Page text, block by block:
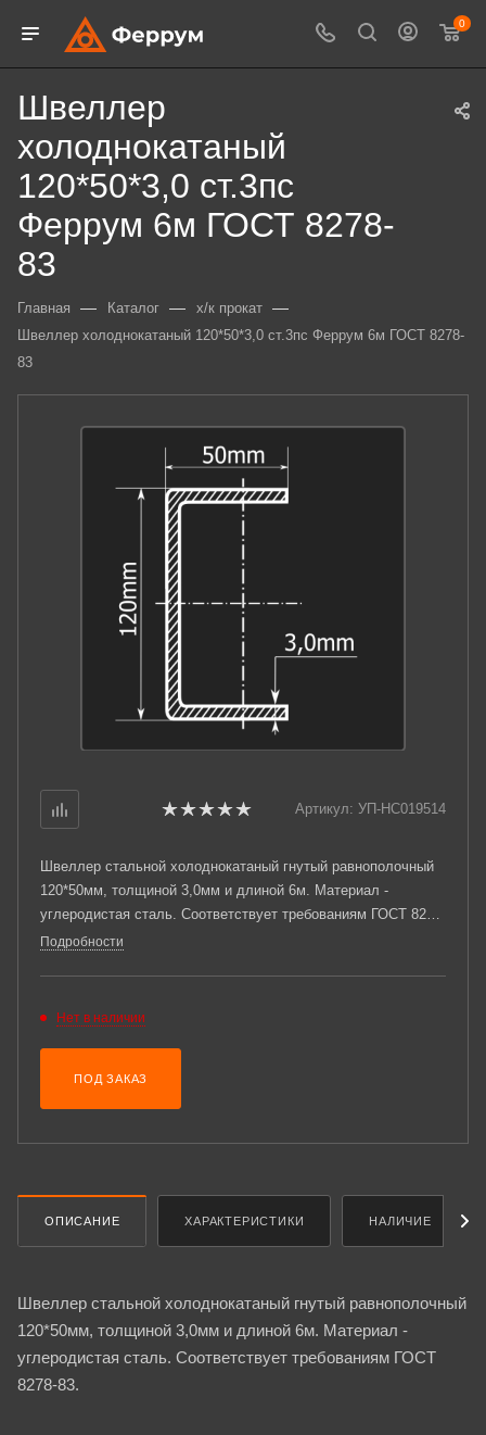
0
Швеллер
холоднокатаный
120*50*3,0 ст.3пс
Феррум 6м ГОСТ 8278-
83
Главная — Каталог — х/к прокат —
Швеллер холоднокатаный 120*50*3,0 ст.3пс Феррум 6м ГОСТ 8278-
83
Артикул: УП-НС019514
Швеллер стальной холоднокатаный гнутый равнополочный
120*50мм, толщиной 3,0мм и длиной 6м. Материал -
углеродистая сталь. Соответствует требованиям ГОСТ 8278-
83.
Подробности
Нет в наличии
ПОД ЗАКАЗ
ОПИСАНИЕ ХАРАКТЕРИСТИКИ НАЛИЧИЕ
Швеллер стальной холоднокатаный гнутый равнополочный
120*50мм, толщиной 3,0мм и длиной 6м. Материал -
углеродистая сталь. Соответствует требованиям ГОСТ
8278-83.